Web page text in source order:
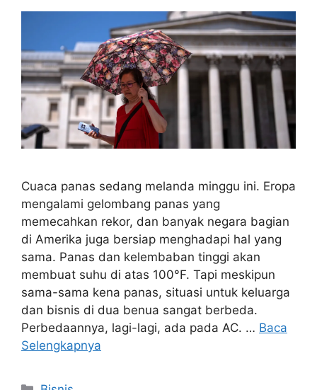
Cuaca panas sedang melanda minggu ini. Eropa
mengalami gelombang panas yang
memecahkan rekor, dan banyak negara bagian
di Amerika juga bersiap menghadapi hal yang
sama. Panas dan kelembaban tinggi akan
membuat suhu di atas 100°F. Tapi meskipun
sama-sama kena panas, situasi untuk keluarga
dan bisnis di dua benua sangat berbeda.
Perbedaannya, lagi-lagi, ada pada AC. … Baca
Selengkapnya
Kategori